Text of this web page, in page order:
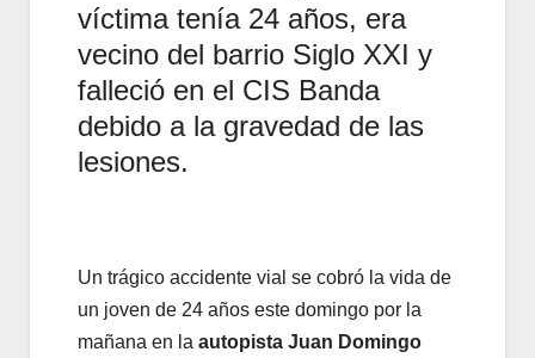
víctima tenía 24 años, era
vecino del barrio Siglo XXI y
falleció en el CIS Banda
debido a la gravedad de las
lesiones.
Un trágico accidente vial se cobró la vida de
un joven de 24 años este domingo por la
mañana en la autopista Juan Domingo